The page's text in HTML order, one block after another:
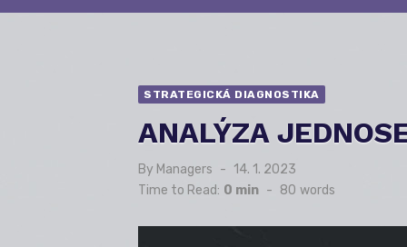
STRATEGICKÁ DIAGNOSTIKA
ANALÝZA
By Managers
Posted
on
14. 1. 2023
Time to Read: 0 min - 80 words